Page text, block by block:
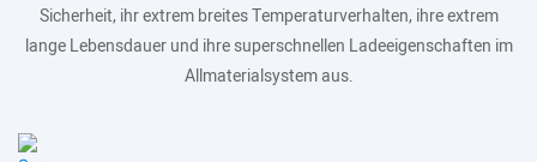
Sicherheit, ihr extrem breites Temperaturverhalten, ihre extrem
lange Lebensdauer und ihre superschnellen Ladeeigenschaften im
Allmaterialsystem aus.